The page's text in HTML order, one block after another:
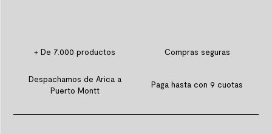
+ De 7.000 productos Compras seguras
Despachamos de Arica a
Puerto Montt
Paga hasta con 9 cuotas